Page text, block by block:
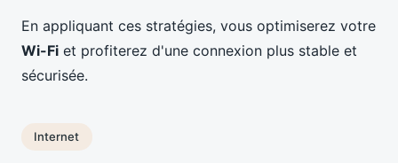
En appliquant ces stratégies, vous optimiserez votre
Wi-Fi et profiterez d'une connexion plus stable et
sécurisée.
Internet